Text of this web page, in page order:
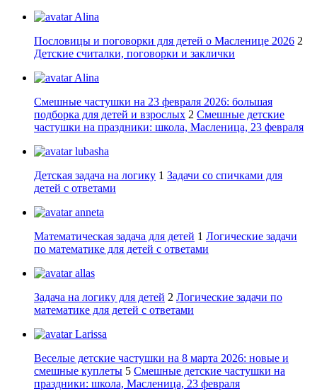
Alina
Пословицы и поговорки для детей о Масленице 2026 2
Детские считалки, поговорки и заклички
Alina
Смешные частушки на 23 февраля 2026: большая
подборка для детей и взрослых 2 Смешные детские
частушки на праздники: школа, Масленица, 23 февраля
lubasha
Детская задача на логику 1 Задачи со спичками для
детей с ответами
anneta
Математическая задача для детей 1 Логические задачи
по математике для детей с ответами
allas
Задача на логику для детей 2 Логические задачи по
математике для детей с ответами
Larissa
Веселые детские частушки на 8 марта 2026: новые и
смешные куплеты 5 Смешные детские частушки на
праздники: школа, Масленица, 23 февраля